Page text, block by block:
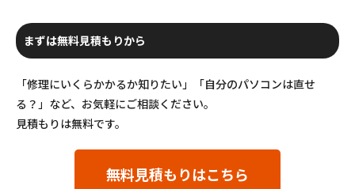
まずは無料見積もりから
「修理にいくらかかるか知りたい」「自分のパソコンは直せ
る？」など、お気軽にご相談ください。
見積もりは無料です。
無料見積もりはこちら